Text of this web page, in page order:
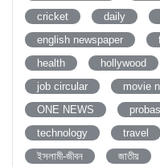
cricket
daily
english newspaper
health
hollywood
job circular
movie
ONE NEWS
technology
travel
ইসলামী-জীবন
জাতীয়